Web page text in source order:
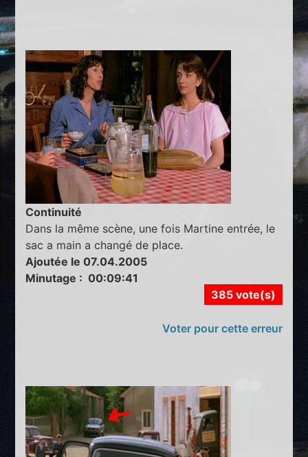
Continuité
Dans la même scène, une fois Martine entrée, le
sac a main a changé de place.
Ajoutée le 07.04.2005
Minutage : 00:09:41
385 vote(s)
Voter pour cette erreur